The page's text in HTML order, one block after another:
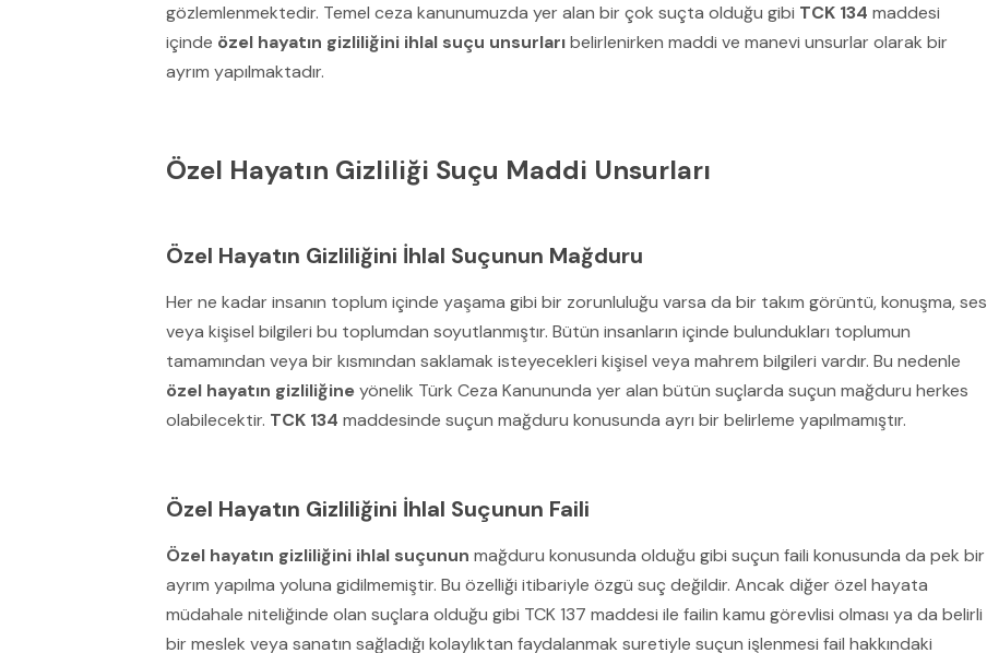
gözlemlenmektedir. Temel ceza kanunumuzda yer alan bir çok suçta olduğu gibi TCK 134 maddesi
içinde özel hayatın gizliliğini ihlal suçu unsurlarıbelirlenirken maddi ve manevi unsurlar olarak bir
ayrım yapılmaktadır.
Özel Hayatın Gizliliği Suçu Maddi Unsurları
Özel Hayatın Gizliliğini İhlal Suçunun Mağduru
Her ne kadar insanın toplum içinde yaşama gibi bir zorunluluğu varsa da bir takım görüntü, konuşma, ses
veya kişisel bilgileri bu toplumdan soyutlanmıştır. Bütün insanların içinde bulundukları toplumun
tamamından veya bir kısmından saklamak isteyecekleri kişisel veya mahrem bilgileri vardır. Bu nedenle
özel hayatın gizliliğineyönelik Türk Ceza Kanununda yer alan bütün suçlarda suçun mağduru herkes
olabilecektir. TCK 134 maddesinde suçun mağduru konusunda ayrı bir belirleme yapılmamıştır.
Özel Hayatın Gizliliğini İhlal Suçunun Faili
Özel hayatın gizliliğini ihlal suçunun mağduru konusunda olduğu gibi suçun faili konusunda da pek bir
ayrım yapılma yoluna gidilmemiştir. Bu özelliği itibariyle özgü suç değildir. Ancak diğer özel hayata
müdahale niteliğinde olan suçlara olduğu gibi TCK 137 maddesi ile failin kamu görevlisi olması ya da belirli
bir meslek veya sanatın sağladığı kolaylıktan faydalanmak suretiyle suçun işlenmesi fail hakkındaki